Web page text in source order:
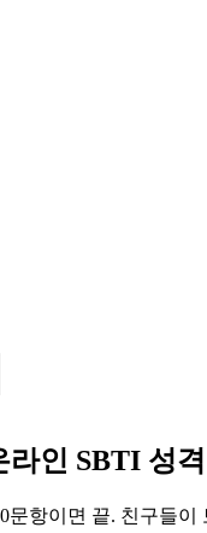
라인 SBTI 성
문항이면 끝. 친구들